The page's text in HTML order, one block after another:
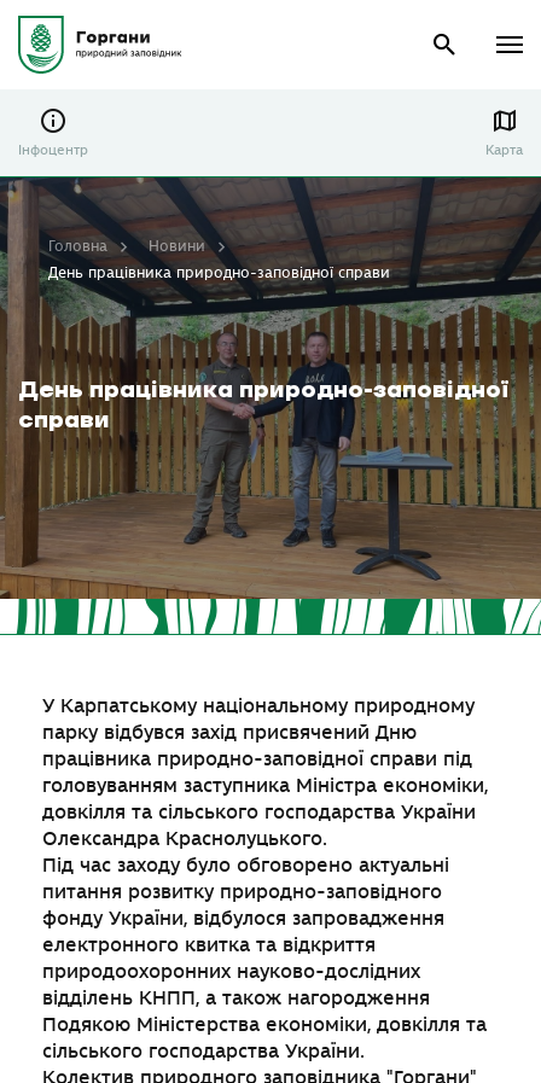
Інфоцентр Карта
День працівника природно-заповідної
справи
Головна
Новини
День працівника природно-заповідної справи
У Карпатському національному природному
парку відбувся захід присвячений Дню
працівника природно-заповідної справи під
головуванням заступника Міністра економіки,
довкілля та сільського господарства України
Олександра Краснолуцького.
Під час заходу було обговорено актуальні
питання розвитку природно-заповідного
фонду України, відбулося запровадження
електронного квитка та відкриття
природоохоронних науково-дослідних
відділень КНПП, а також нагородження
Подякою Міністерства економіки, довкілля та
сільського господарства України.
Колектив природного заповідника "Горгани"